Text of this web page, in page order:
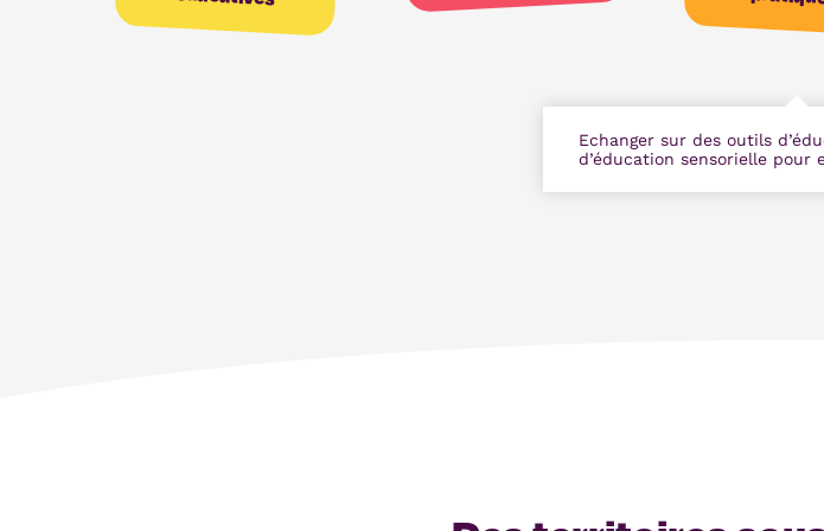
Echanger sur des outils
d’éducation sensorielle pour